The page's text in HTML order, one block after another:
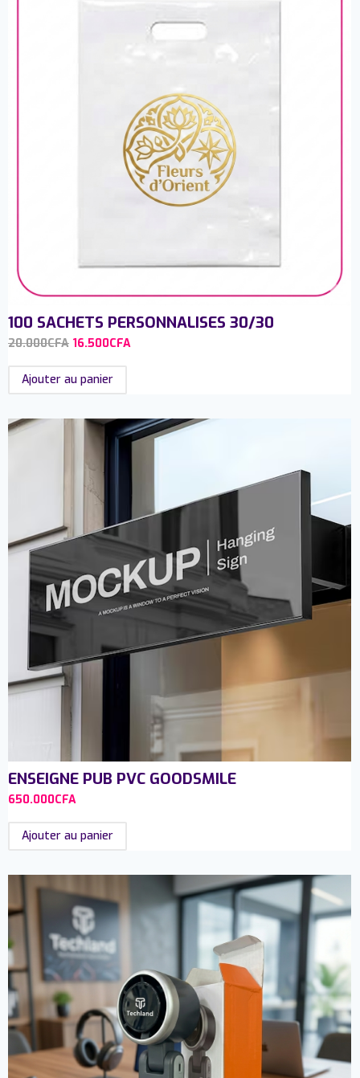
100 SACHETS PERSONNALISES 30/30
20.000CFA 16.500CFA
Ajouter au panier
ENSEIGNE PUB PVC GOODSMILE
650.000CFA
Ajouter au panier